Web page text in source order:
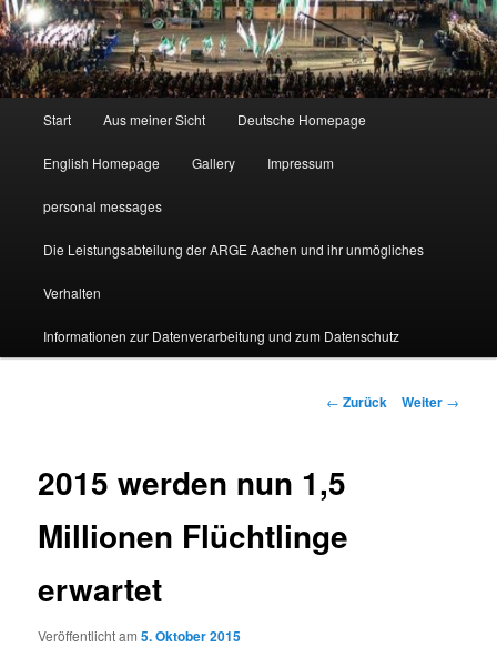
Start Aus meiner Sicht Deutsche Homepage
English Homepage Gallery Impressum
personal messages
Die Leistungsabteilung der ARGE Aachen und ihr unmögliches
Verhalten
Informationen zur Datenverarbeitung und zum Datenschutz
Beitragsnavigation
← Zurück Weiter →
2015 werden nun 1,5
Millionen Flüchtlinge
erwartet
Veröffentlicht am5. Oktober 2015